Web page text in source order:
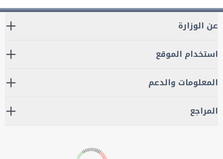
عن الوزارة
استخدام الموقع
المعلومات والدعم
المراجع